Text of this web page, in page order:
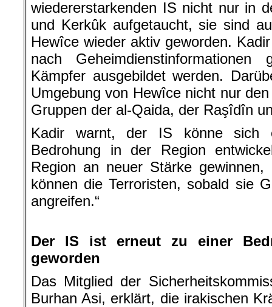
wiedererstarkenden IS nicht nur in
und Kerkûk aufgetaucht, sie sind
Hewîce wieder aktiv geworden.
nach
Kämpfer ausgebildet werden.
Umgebung von Hewîce nicht nur
Gruppen der al-Qaida, der Raşîdîn
Kadir warnt, der IS könne sich
Bedrohung in der Region
Region an neuer Stärke
können die Terroristen, sobald sie
angreifen.“
Der IS ist erneut zu einer
geworden
Das Mitglied der
Burhan Asi, erklärt, die irakischen